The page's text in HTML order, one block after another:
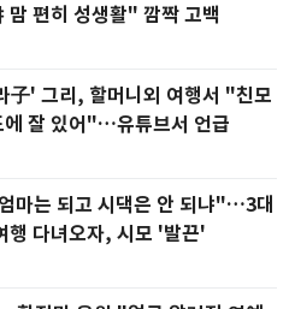
맘 편히 성생활" 깜짝 고백
子' 그리, 할머니외 여행서 "친모
에 잘 있어"…유튜브서 언급
마는 되고 시댁은 안 되냐"…3대
행 다녀오자, 시모 '발끈'